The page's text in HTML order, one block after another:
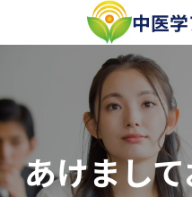
容
ス
キ
ッ
中医
あけまし